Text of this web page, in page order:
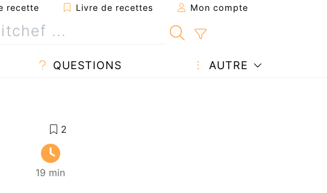
recette Livre de recettes Mon compte
QUESTIONS AUTRE
19 min